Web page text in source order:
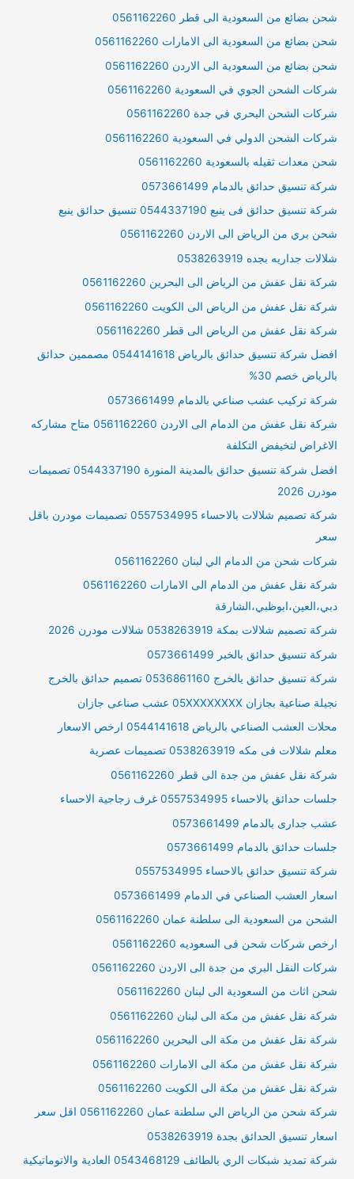
شحن بضائع من السعودية الى قطر 0561162260
شحن بضائع من السعودية الى الامارات 0561162260
شحن بضائع من السعودية الى الاردن 0561162260
شركات الشحن الجوي في السعودية 0561162260
شركات الشحن البحري في جدة 0561162260
شركات الشحن الدولي في السعودية 0561162260
شحن معدات ثقيله بالسعودية 0561162260
شركة تنسيق حدائق بالدمام 0573661499
شركة تنسيق حدائق فى ينبع 0544337190 تنسيق حدائق ينبع
شحن بري من الرياض الى الاردن 0561162260
شلالات جداريه بجده 0538263919
شركة نقل عفش من الرياض الى البحرين 0561162260
شركة نقل عفش من الرياض الى الكويت 0561162260
شركة نقل عفش من الرياض الى قطر 0561162260
افضل شركة تنسيق حدائق بالرياض 0544141618 مصممين حدائق
بالرياض خصم 30%
شركة تركيب عشب صناعي بالدمام 0573661499
شركة نقل عفش من الدمام الى الاردن 0561162260 متاح مشاركه
الاغراض لتخيفض التكلفة
افضل شركة تنسيق حدائق بالمدينة المنورة 0544337190 تصميمات
مودرن 2026
شركة تصميم شلالات بالاحساء 0557534995 تصميمات مودرن باقل
سعر
شركات شحن من الدمام الي لبنان 0561162260
شركة نقل عفش من الدمام الى الامارات 0561162260
دبي،العين،ابوظبي،الشارقة
شركة تصميم شلالات بمكة 0538263919 شلالات مودرن 2026
شركة تنسيق حدائق بالخبر 0573661499
شركة تنسيق حدائق بالخرج 0536861160 تصميم حدائق بالخرج
نجيلة صناعية بجازان 05XXXXXXXX عشب صناعى جازان
محلات العشب الصناعي بالرياض 0544141618 ارخص الاسعار
معلم شلالات فى مكه 0538263919 تصميمات عصرية
شركة نقل عفش من جدة الى قطر 0561162260
جلسات حدائق بالاحساء 0557534995 غرف زجاجية الاحساء
عشب جدارى بالدمام 0573661499
جلسات حدائق بالدمام 0573661499
شركة تنسيق حدائق بالاحساء 0557534995
اسعار العشب الصناعي في الدمام 0573661499
الشحن من السعودية الى سلطنة عمان 0561162260
ارخص شركات شحن فى السعوديه 0561162260
شركات النقل البري من جدة الى الاردن 0561162260
شحن اثاث من السعودية الى لبنان 0561162260
شركة نقل عفش من مكة الى لبنان 0561162260
شركة نقل عفش من مكة الى البحرين 0561162260
شركة نقل عفش من مكة الى الامارات 0561162260
شركة نقل عفش من مكة الى الكويت 0561162260
شركة شحن من الرياض الي سلطنة عمان 0561162260 اقل سعر
اسعار تنسيق الحدائق بجدة 0538263919
شركة تمديد شبكات الري بالطائف 0543468129 العادية والاتوماتيكية